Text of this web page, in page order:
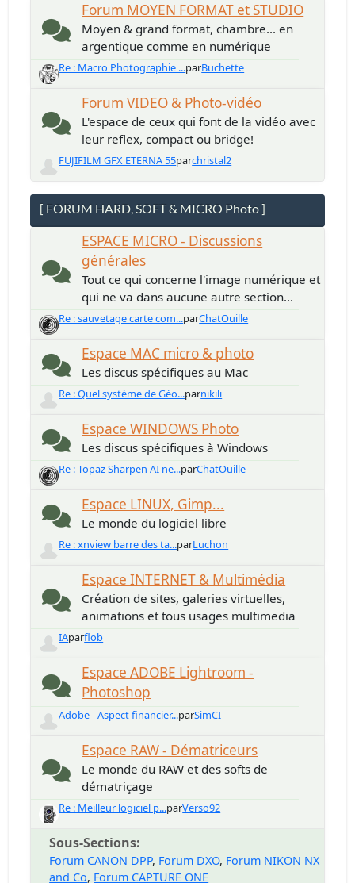
Forum MOYEN FORMAT et STUDIO
Moyen & grand format, chambre... en
argentique comme en numérique
Re : Macro Photographie ...parBuchette
Forum VIDEO & Photo-vidéo
L'espace de ceux qui font de la vidéo avec
leur reflex, compact ou bridge!
FUJIFILM GFX ETERNA 55parchristal2
[ FORUM HARD, SOFT & MICRO Photo ]
ESPACE MICRO - Discussions
générales
Tout ce qui concerne l'image numérique et
qui ne va dans aucune autre section...
Re : sauvetage carte com...parChatOuille
Espace MAC micro & photo
Les discus spécifiques au Mac
Re : Quel système de Géo...parnikili
Espace WINDOWS Photo
Les discus spécifiques à Windows
Re : Topaz Sharpen AI ne...parChatOuille
Espace LINUX, Gimp...
Le monde du logiciel libre
Re : xnview barre des ta...parLuchon
Espace INTERNET & Multimédia
Création de sites, galeries virtuelles,
animations et tous usages multimedia
IAparflob
Espace ADOBE Lightroom -
Photoshop
Adobe - Aspect financier...parSimCI
Espace RAW - Dématriceurs
Le monde du RAW et des softs de
dématriçage
Re : Meilleur logiciel p...parVerso92
Sous-Sections
Forum CANON DPP Forum DXO Forum NIKON NX
and Co Forum CAPTURE ONE